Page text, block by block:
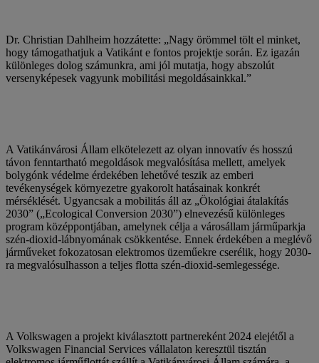
Dr. Christian Dahlheim hozzátette: „Nagy örömmel tölt el minket,
hogy támogathatjuk a Vatikánt e fontos projektje során. Ez igazán
különleges dolog számunkra, ami jól mutatja, hogy abszolút
versenyképesek vagyunk mobilitási megoldásainkkal.”
A Vatikánvárosi Állam elkötelezett az olyan innovatív és hosszú
távon fenntartható megoldások megvalósítása mellett, amelyek
bolygónk védelme érdekében lehetővé teszik az emberi
tevékenységek környezetre gyakorolt hatásainak konkrét
mérséklését. Ugyancsak a mobilitás áll az „Ökológiai átalakítás
2030” („Ecological Conversion 2030”) elnevezésű különleges
program középpontjában, amelynek célja a városállam járműparkja
szén-dioxid-lábnyomának csökkentése. Ennek érdekében a meglévő
járműveket fokozatosan elektromos üzeműekre cserélik, hogy 2030-
ra megvalósulhasson a teljes flotta szén-dioxid-semlegessége.
A Volkswagen a projekt kiválasztott partnereként 2024 elejétől a
Volkswagen Financial Services vállalaton keresztül tisztán